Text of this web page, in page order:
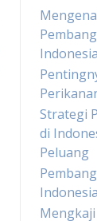
Indonesia
Strategi
di
Peluang